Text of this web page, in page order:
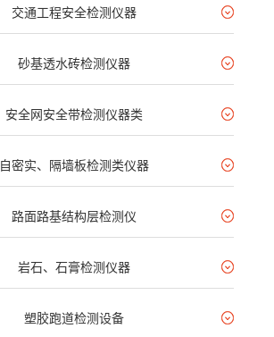
交通工程安全检测仪器
砂基透水砖检测仪器
安全网安全带检测仪器类
自密实、隔墙板检测类仪器
路面路基结构层检测仪
岩石、石膏检测仪器
塑胶跑道检测设备